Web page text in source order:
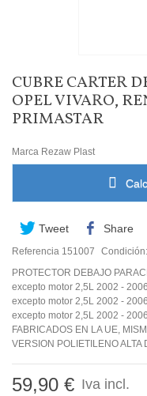
CUBRE CARTER
OPEL VIVARO,
PRIMASTAR
Marca Rezaw Plast
Tweet Share
Referencia 151007 Condición:
PROTECTOR DEBAJO
excepto motor 2,5L 2002 -
excepto motor 2,5L 2002 -
excepto motor 2,5L 2002 -
FABRICADOS EN LA UE,
VERSION POLIETILENO ALTA
59,90 € Iva incl.